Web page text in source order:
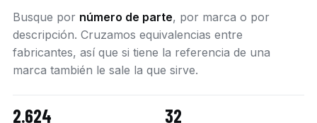
Busque por número de parte, por marca o por
descripción. Cruzamos equivalencias entre
fabricantes, así que si tiene la referencia de una
marca también le sale la que sirve.
2.624 32